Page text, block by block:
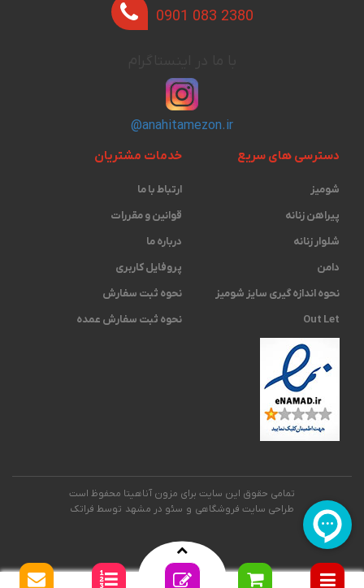
0901 083 2380
@anahitamezon.ir
دسترسی های سریع
شومیز
پیراهن زنانه
شلوار زنانه
دامن
نحوه اندازه گیری ‫سایز شومیز
Out Let
خدمات مشتریان
ارتباط با ما
قوانین و مقررات
درباره ما
پروفایل کاربری
نحوه ثبت سفارش
نحوه ثبت سفارش عمده
تمامی حقوق این سایت برای مزون آناهیتا محفوظ است
طراحی سایت فروشگاهی و سئو در مشهد توسط فراتک